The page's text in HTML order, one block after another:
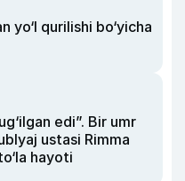
yo‘l qurilishi bo‘yicha
edi”. Bir umr
ustasi Rimma
hayoti